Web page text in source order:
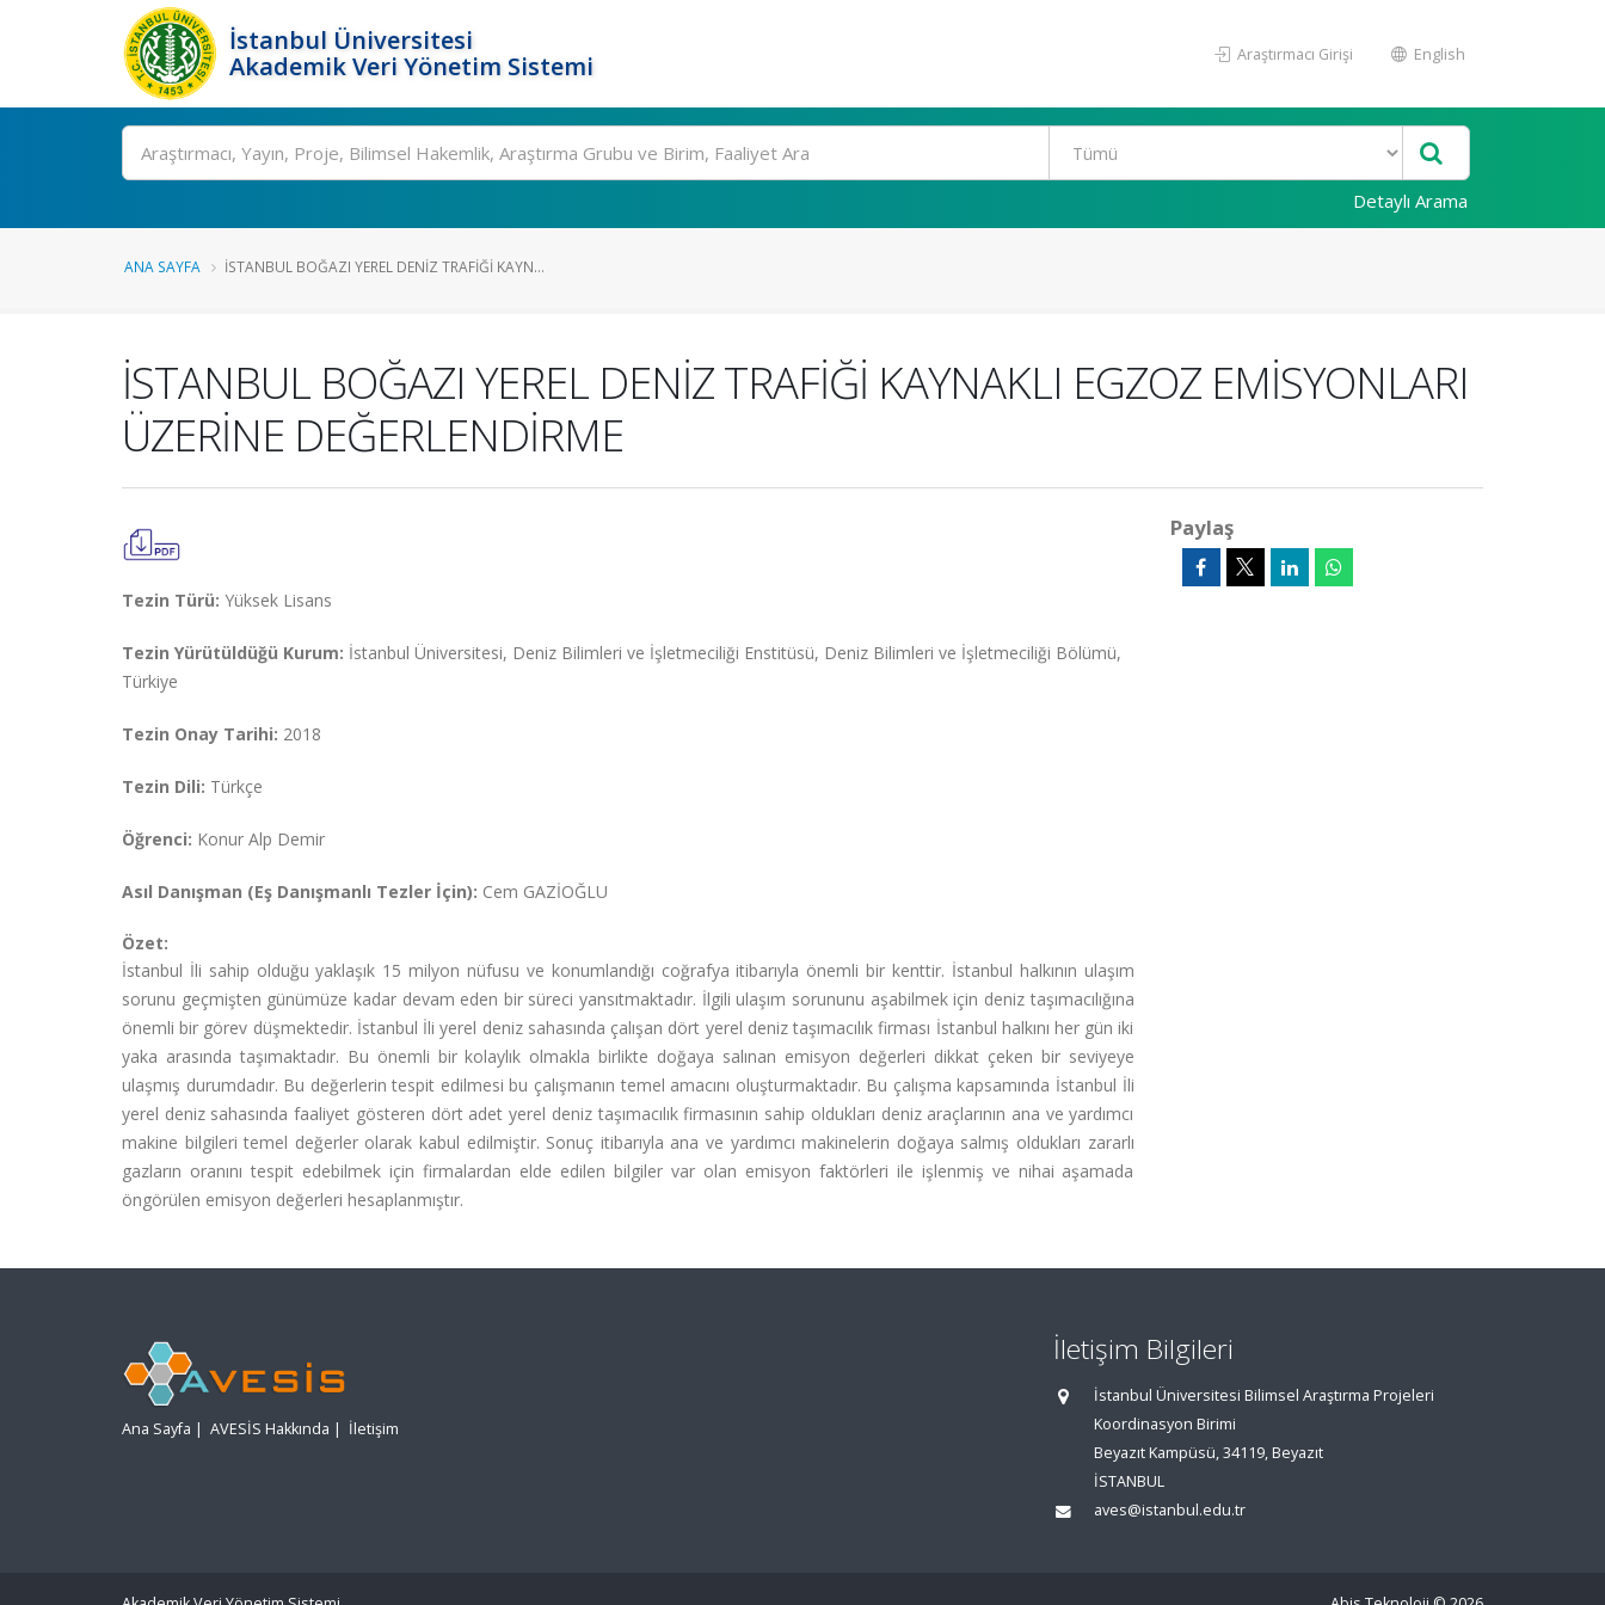
İstanbul Üniversitesi
Akademik Veri Yönetim Sistemi
Araştırmacı Girişi English
Ara
Detaylı Arama
ANA SAYFA İSTANBUL BOĞAZI YEREL DENİZ TRAFİĞİ KAYN...
İSTANBUL BOĞAZI YEREL DENİZ TRAFİĞİ KAYNAKLI EGZOZ EMİSYONLARI
ÜZERİNE DEĞERLENDİRME
Tezin Türü: Yüksek Lisans
Tezin Yürütüldüğü Kurum: İstanbul Üniversitesi, Deniz Bilimleri ve İşletmeciliği Enstitüsü, Deniz Bilimleri ve İşletmeciliği Bölümü,
Türkiye
Tezin Onay Tarihi: 2018
Tezin Dili: Türkçe
Öğrenci: Konur Alp Demir
Asıl Danışman (Eş Danışmanlı Tezler İçin): Cem GAZİOĞLU
Özet:
İstanbul İli sahip olduğu yaklaşık 15 milyon nüfusu ve konumlandığı coğrafya itibarıyla önemli bir kenttir. İstanbul halkının ulaşım
sorunu geçmişten günümüze kadar devam eden bir süreci yansıtmaktadır. İlgili ulaşım sorununu aşabilmek için deniz taşımacılığına
önemli bir görev düşmektedir. İstanbul İli yerel deniz sahasında çalışan dört yerel deniz taşımacılık firması İstanbul halkını her gün iki
yaka arasında taşımaktadır. Bu önemli bir kolaylık olmakla birlikte doğaya salınan emisyon değerleri dikkat çeken bir seviyeye
ulaşmış durumdadır. Bu değerlerin tespit edilmesi bu çalışmanın temel amacını oluşturmaktadır. Bu çalışma kapsamında İstanbul İli
yerel deniz sahasında faaliyet gösteren dört adet yerel deniz taşımacılık firmasının sahip oldukları deniz araçlarının ana ve yardımcı
makine bilgileri temel değerler olarak kabul edilmiştir. Sonuç itibarıyla ana ve yardımcı makinelerin doğaya salmış oldukları zararlı
gazların oranını tespit edebilmek için firmalardan elde edilen bilgiler var olan emisyon faktörleri ile işlenmiş ve nihai aşamada
öngörülen emisyon değerleri hesaplanmıştır.
Paylaş
Ana Sayfa | AVESİS Hakkında | İletişim
İletişim Bilgileri
İstanbul Üniversitesi Bilimsel Araştırma Projeleri
Koordinasyon Birimi
Beyazıt Kampüsü, 34119, Beyazıt
İSTANBUL
aves@istanbul.edu.tr